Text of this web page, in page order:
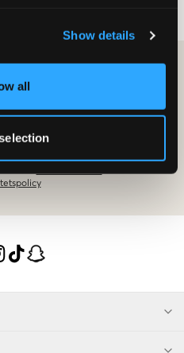
Show details
all
en kappa i fuskpäls i samma färg.
IDAG
med andra erbjudanden. För mer